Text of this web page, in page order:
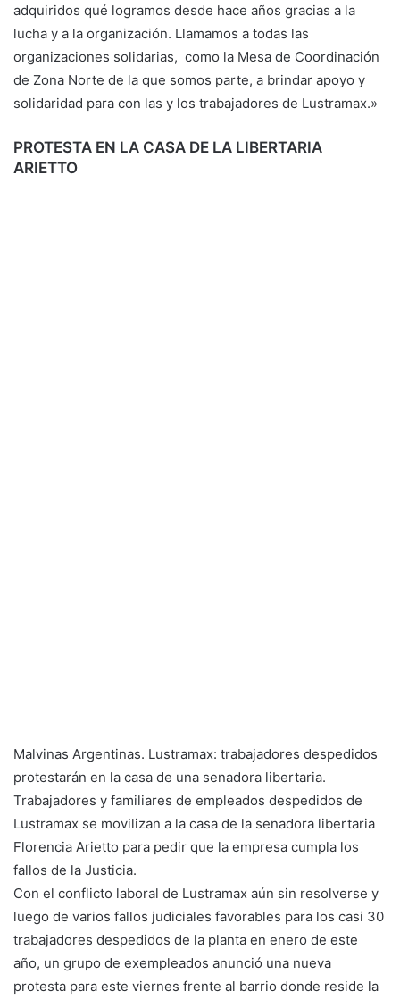
adquiridos qué logramos desde hace años gracias a la
lucha y a la organización. Llamamos a todas las
organizaciones solidarias, como la Mesa de Coordinación
de Zona Norte de la que somos parte, a brindar apoyo y
solidaridad para con las y los trabajadores de Lustramax.»
PROTESTA EN LA CASA DE LA LIBERTARIA
ARIETTO
Malvinas Argentinas. Lustramax: trabajadores despedidos
protestarán en la casa de una senadora libertaria.
Trabajadores y familiares de empleados despedidos de
Lustramax se movilizan a la casa de la senadora libertaria
Florencia Arietto para pedir que la empresa cumpla los
fallos de la Justicia.
Con el conflicto laboral de Lustramax aún sin resolverse y
luego de varios fallos judiciales favorables para los casi 30
trabajadores despedidos de la planta en enero de este
año, un grupo de exempleados anunció una nueva
protesta para este viernes frente al barrio donde reside la